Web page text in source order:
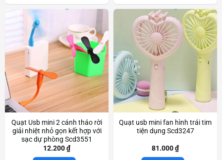
Quạt Usb mini 2 cánh tháo rời
giải nhiệt nhỏ gọn kết hợp với
sạc dự phòng Scd3551
12.200₫
Quạt usb mini fan hình trái tim
tiện dụng Scd3247
81.000₫